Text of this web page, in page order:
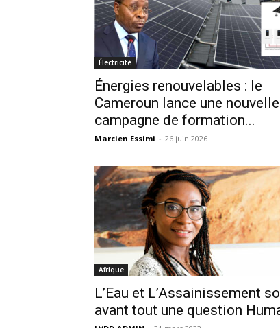
Électricité
Énergies renouvelables : le
Cameroun lance une nouvelle
campagne de formation...
Marcien Essimi - 26 juin 2026
Afrique
L’Eau et L’Assainissement
avant tout une question